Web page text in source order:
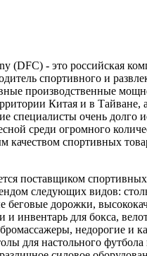
(DFC) - это российская
спортивного и
производственные
Китая и в Тайване,
специалисты очень долго
среди огромного
качеством спортивных
поставщиком спортивных
следующих видов:
беговые дорожки,
инвентарь для бокса,
недорогие и
для настольного футбола